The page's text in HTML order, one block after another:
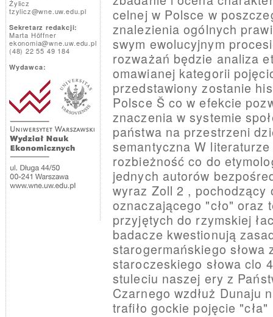
Żylicz
tzylicz@wne.uw.edu.pl
Sekretarz redakcji:
Marta Höffner
ekonomia@wne.uw.edu.pl
(48) 22 55 49 184
Wydawca:
celnej w Polsce w
znalezienia ogólnych
swym ewolucyjnym
rozważań będzie analiza
omawianej kategorii
przedstawiony zostanie
Polsce Š co w efekcie
znaczenia w systemie
państwa na przestrzeni
semantyczna W
rozbieżność co do
jednych autorów
wyraz Zoll 2 ,
oznaczającego "cło" oraz
przyjętych do rzymskiej
badacze kwestionują
starogermańskiego
staroczeskiego słowa clo
stuleciu naszej ery z
Czarnego wzdłuż Dunaju
trafiło gockie pojęcie "cła"